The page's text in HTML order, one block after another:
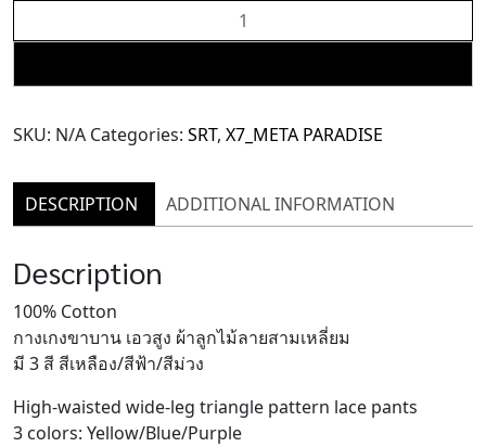
Triangle
Pants
quantity
SKU: N/A Categories: SRT, X7_META PARADISE
DESCRIPTION ADDITIONAL INFORMATION
Description
100% Cotton
กางเกงขาบาน เอวสูง ผ้าลูกไม้ลายสามเหลี่ยม
มี 3 สี สีเหลือง/สีฟ้า/สีม่วง
High-waisted wide-leg triangle pattern lace pants
3 colors: Yellow/Blue/Purple